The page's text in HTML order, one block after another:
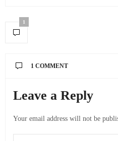
1
1 COMMENT
ALLODYCLE
LEXIS 89258 N
Leave a Reply
Your email address will not be